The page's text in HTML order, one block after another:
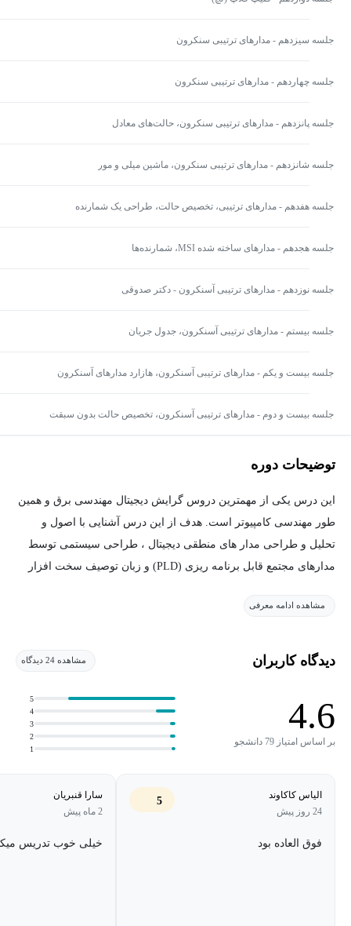
جلسه سیزدهم - مدارهای ترتیبی سنکرون
جلسه چهاردهم - مدارهای ترتیبی سنکرون
جلسه پانزدهم - مدارهای ترتیبی سنکرون، حالت‌های معادل
جلسه شانزدهم - مدارهای ترتیبی سنکرون، ماشین میلی و مور
جلسه هفدهم - مدارهای ترتیبی، تخصیص حالت، طراحی یک شمارنده
جلسه هجدهم - مدارهای ساخته شده MSI، شمارنده‌ها
جلسه نوزدهم - مدارهای ترتیبی آسنکرون - دکتر صدوقی
جلسه بيستم - مدارهای ترتیبی آسنکرون، جدول جریان
جلسه بيست و يكم - مدارهای ترتیبی آسنکرون، هازارد مدارهای آسنکرون
جلسه بيست و دوم - مدارهای ترتیبی آسنکرون، تخصیص حالت بدون سبقت
توضیحات دوره
این درس یکی از مهمترین دروس گرایش دیجیتال مهندسی برق و همین
طور مهندسی کامپیوتر است. هدف از این درس آشنایی با اصول و
تحلیل و طراحی مدار های منطقی دیجیتال ، طراحی سیستمی توسط
مدارهای مجتمع قابل برنامه ریزی (PLD) و زبان توصیف سخت افزار
منابع درس را میتوان کتاب های زیر معرفی کرد:
مكي
۴- Digital Design Princiles and Practices, Wakerly.
مشاهده ادامه معرفی
دیدگاه کاربران مشاهده 24 دیدگاه
4.6
بر اساس امتیاز 79 دانشجو
1
2
3
4
5
الیاس کاکاوند
24 روز پیش
5
فوق العاده بود
سارا قنبریان
2 ماه پیش
خیلی خوب تدریس